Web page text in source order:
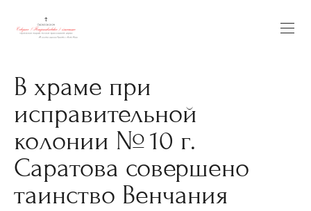
В храме при
исправительной
колонии № 10 г.
Саратова совершено
таинство Венчания